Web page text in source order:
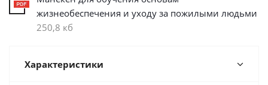
жизнеобеспечения и уходу за пожилыми людьми
250,8 кб
Характеристики